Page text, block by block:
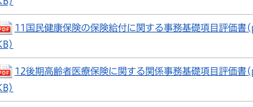
11国民健康保険の保険給付に関する事務基礎項目評価
12後期高齢者医療保険に関する関係事務基礎項目評価書